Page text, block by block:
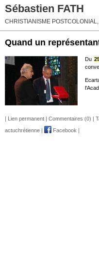
Sébastien FATH
CHRISTIANISME
Quand un
Du
| Lien permanent | Commentaires (0) |
actuchrétienne | Facebook |